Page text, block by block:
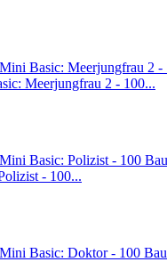
Meerjungfrau 2 - 100...
- 100...